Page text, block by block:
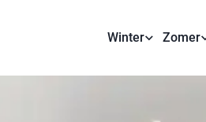
Winter Zomer